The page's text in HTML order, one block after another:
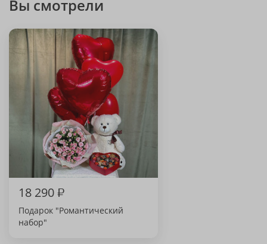
Вы смотрели
18 290₽
Подарок "Романтический
набор"